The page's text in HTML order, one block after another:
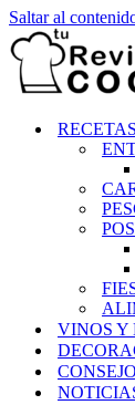
Saltar al
RECETAS
VINOS Y